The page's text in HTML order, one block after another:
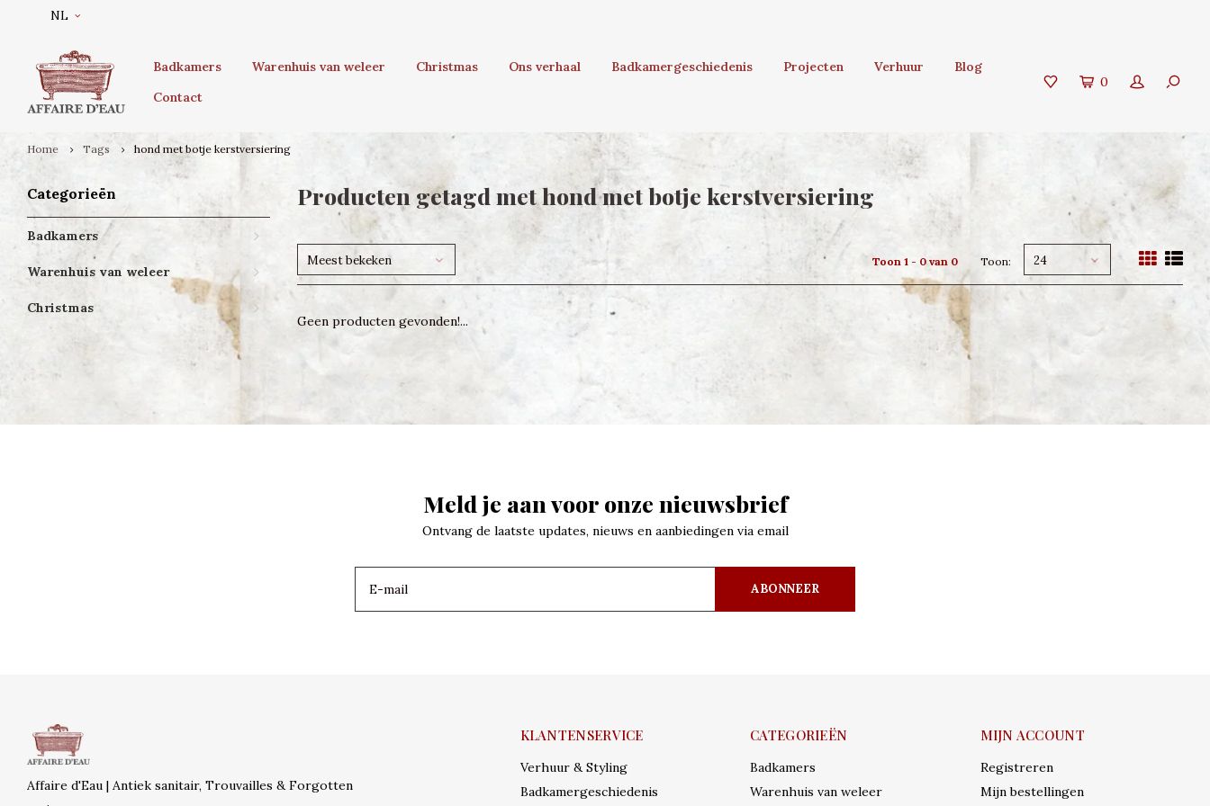
NL
Badkamers Warenhuis van weleer Christmas Ons verhaal Badkamergeschiedenis Projecten Verhuur
Blog
Contact
0
Home Tags hond met botje kerstversiering
Categorieën
Badkamers
Warenhuis van weleer
Christmas
Producten getagd met hond met botje kerstversiering
Meest bekeken Toon 1 - 0 van 0 Toon: 24
Geen producten gevonden!...
Meld je aan voor onze nieuwsbrief
Ontvang de laatste updates, nieuws en aanbiedingen via email
ABONNEER
Affaire d'Eau | Antiek sanitair, Trouvailles & Forgotten
KLANTENSERVICE
Verhuur & Styling
Badkamergeschiedenis
CATEGORIEËN
Badkamers
Warenhuis van weleer
MIJN ACCOUNT
Registreren
Mijn bestellingen